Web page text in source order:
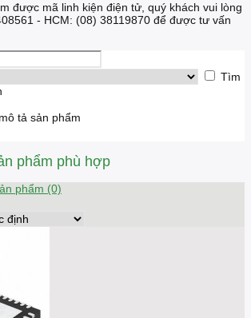
được mã linh kiện điện tử, quý khách vui lòng
- HCM: (08) 38119870 để được tư vấn
Tìm
tả sản phẩm
phẩm phù hợp
phẩm (0)